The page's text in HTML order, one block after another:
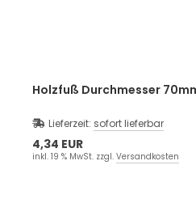
Holzfuß Durchmesser
Lieferzeit: sofort lieferbar
4,34 EUR
inkl. 19 % MwSt. zzgl. Versandkosten